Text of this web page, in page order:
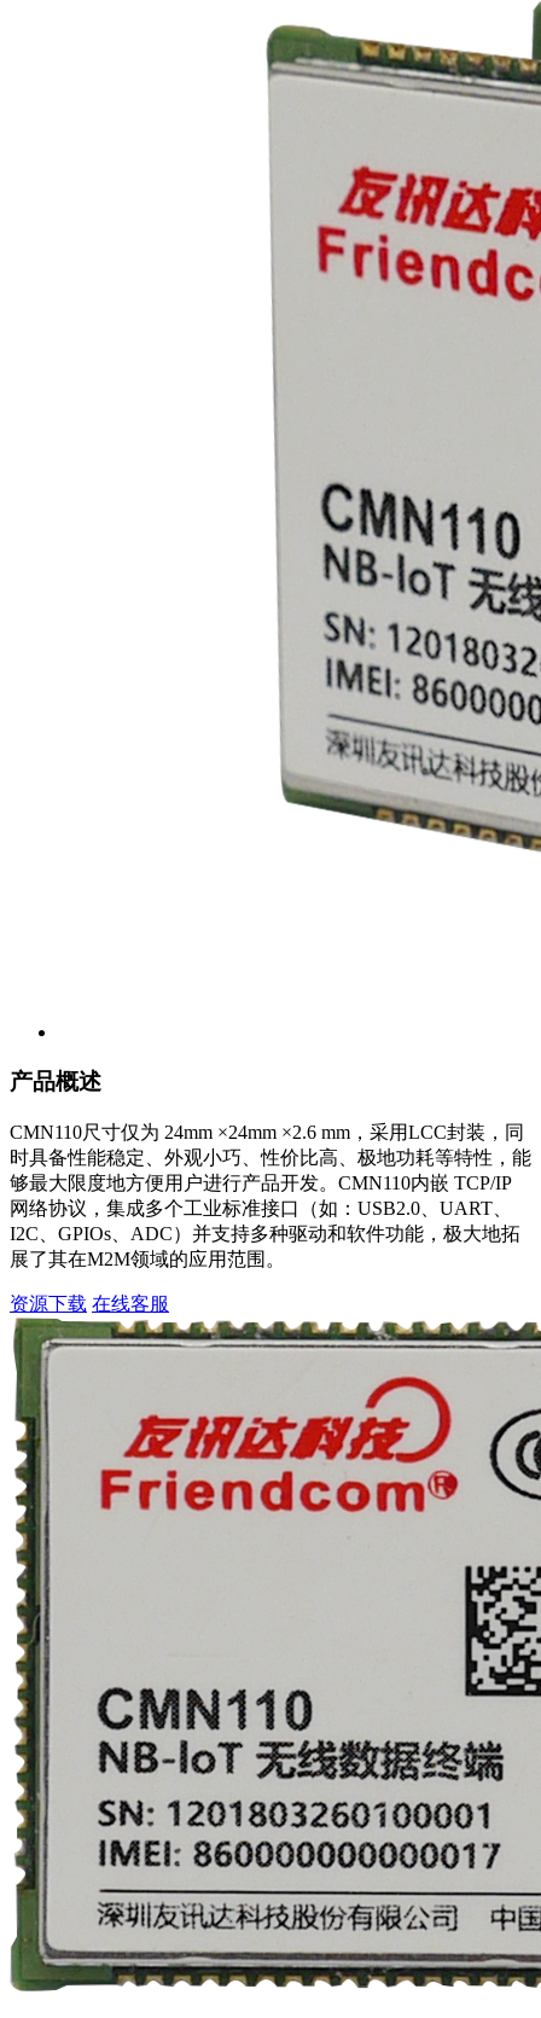
产品概述
CMN110尺寸仅为 24mm ×24mm ×2.6 mm，采用LCC封装，同
时具备性能稳定、外观小巧、性价比高、极地功耗等特性，能
够最大限度地方便用户进行产品开发。CMN110内嵌 TCP/IP
网络协议，集成多个工业标准接口（如：USB2.0、UART、
I2C、GPIOs、ADC）并支持多种驱动和软件功能，极大地拓
展了其在M2M领域的应用范围。
资源下载 在线客服